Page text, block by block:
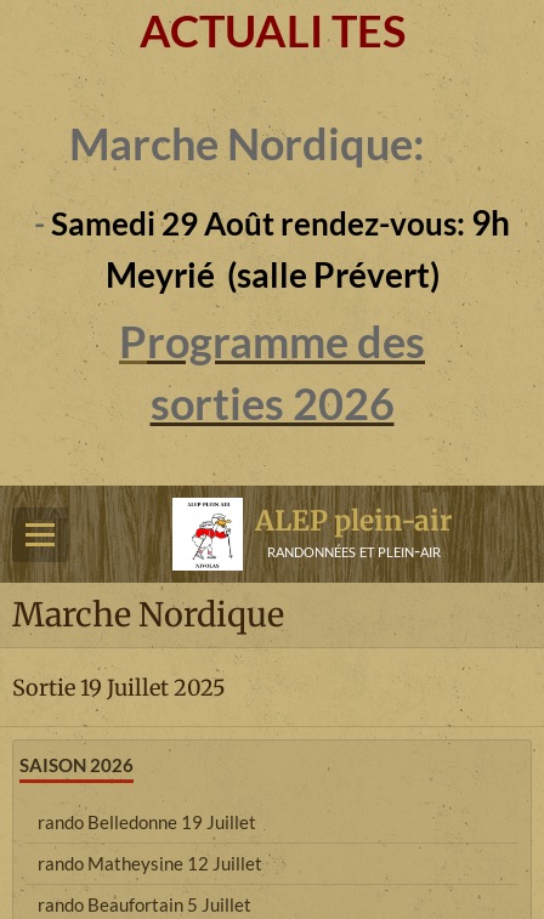
ACTUALI TES
Marche Nordique:
-Samedi 29 Août rendez-vous: 9h
Meyrié (salle Prévert)
Programme des
sorties 2026
ALEP plein-air
randonnées et plein-air
Marche Nordique
Sortie 19 Juillet 2025
SAISON 2026
rando Belledonne 19 Juillet
rando Matheysine 12 Juillet
rando Beaufortain 5 Juillet